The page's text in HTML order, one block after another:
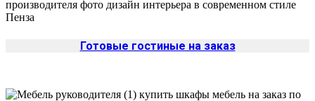
Готовые гостиные на заказ